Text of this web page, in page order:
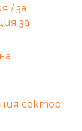
/ за
за
сектор